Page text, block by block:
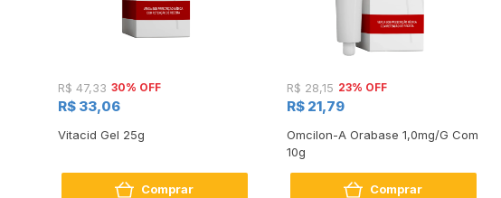
R$ 47,33 30% OFF
R$ 33,06
Vitacid Gel 25g
Comprar
R$ 28,15 23% OFF
R$ 21,79
Omcilon-A Orabase 1,0mg/G Com
10g
Comprar